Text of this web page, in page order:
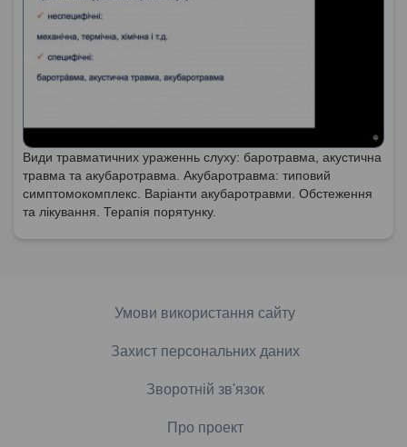
Види травматичних ураженнь слуху: баротравма, акустична
травма та акубаротравма. Акубаротравма: типовий
симптомокомплекс. Варіанти акубаротравми. Обстеження
та лікування. Терапія порятунку.
Умови використання сайту
Захист персональних даних
Зворотній зв'язок
Про проект